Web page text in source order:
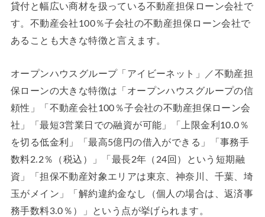
貸付と幅広い商材を扱っている不動産担保ローン会社で
す。不動産会社100％子会社の不動産担保ローン会社で
あることも大きな特徴と言えます。
オープンハウスグループ「アイビーネット」／不動産担
保ローンの大きな特徴は「オープンハウスグループの信
頼性」「不動産会社100％子会社の不動産担保ローン会
社」「最短3営業日での融資が可能」「上限金利10.0％
を切る低金利」「最高5億円の借入ができる」「事務手
数料2.2％（税込）」「最長2年（24回）という短期融
資」「担保不動産対象エリアは東京、神奈川、千葉、埼
玉がメイン」「解約違約金なし（個人の場合は、返済事
務手数料3.0％）」という点が挙げられます。